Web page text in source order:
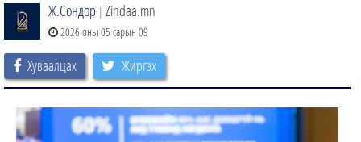
Ж.Сондор | Zindaa.mn
2026 оны 05 сарын 09
Хуваалцах Жиргэх